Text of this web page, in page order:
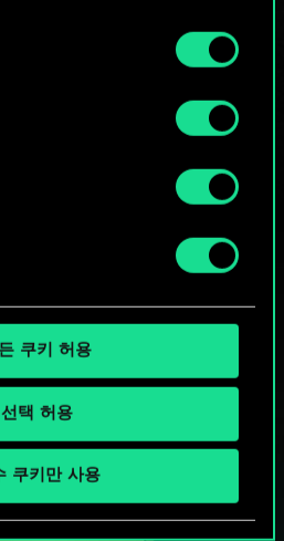
사항이나 관련 설정은 아래의
쿠키 허용
선택 허용
쿠키만 사용
어떠신가요?